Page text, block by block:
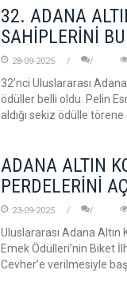
32. ADANA
SAHİPLERİNİ
28-09-2025
32’nci Uluslararası
ödüller belli oldu. Pelin
aldığı sekiz ödülle
ADANA ALTIN
PERDELERİNİ
23-09-2025
Uluslararası Adana Altın
Emek Ödülleri’nin Biket
Cevher’e verilmesiyle